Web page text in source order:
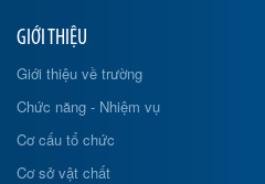
GIỚI THIỆU
Giới thiệu về trường
Chức năng - Nhiệm vụ
Cơ cấu tổ chức
Cơ sở vật chất